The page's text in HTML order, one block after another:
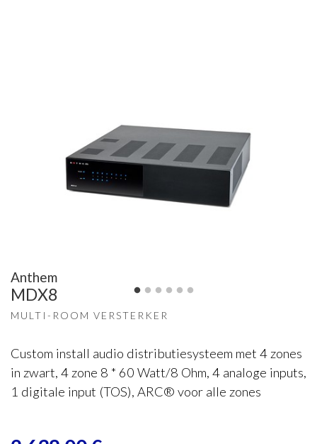
Anthem
MDX8
MULTI-ROOM VERSTERKER
Custom install audio distributiesysteem met 4 zones
in zwart, 4 zone 8 * 60 Watt/8 Ohm, 4 analoge inputs,
1 digitale input (TOS), ARC® voor alle zones